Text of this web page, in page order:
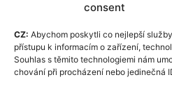
consent
CZ: Abychom poskytli co nejlepší
přístupu k informacím o zařízení,
Souhlas s těmito technologiemi nám
chování při procházení nebo jedinečná